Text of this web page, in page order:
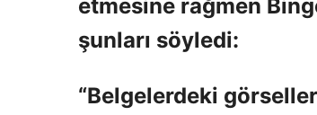
etmesine rağmen
şunları söyledi:
“Belgelerdeki